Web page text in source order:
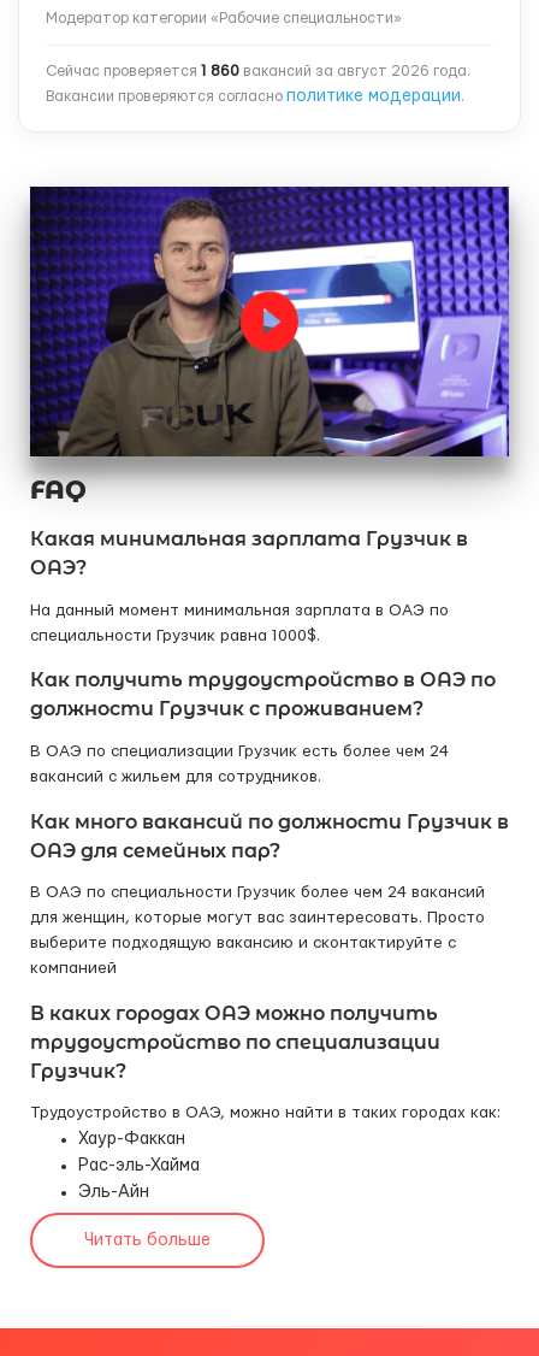
Модератор категории «Рабочие специальности»
Сейчас проверяется 1 860 вакансий за август 2026 года.
Вакансии проверяются согласно политике модерации.
FAQ
Какая минимальная зарплата Грузчик в
ОАЭ?
На данный момент минимальная зарплата в ОАЭ по
специальности Грузчик равна 1000$.
Как получить трудоустройство в ОАЭ по
должности Грузчик с проживанием?
В ОАЭ по специализации Грузчик есть более чем 24
вакансий с жильем для сотрудников.
Как много вакансий по должности Грузчик в
ОАЭ для семейных пар?
В ОАЭ по специальности Грузчик более чем 24 вакансий
для женщин, которые могут вас заинтересовать. Просто
выберите подходящую вакансию и сконтактируйте с
компанией
В каких городах ОАЭ можно получить
трудоустройство по специализации
Грузчик?
Трудоустройство в ОАЭ, можно найти в таких городах как:
Хаур-Факкан
Рас-эль-Хайма
Эль-Айн
Читать больше